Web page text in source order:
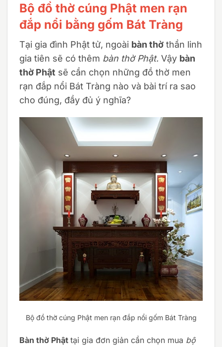
Bộ đồ thờ cúng Phật men rạn
đắp nổi bằng gốm Bát Tràng
Tại gia đình Phật tử, ngoài bàn thờ thần linh
gia tiên sẽ có thêm bàn thờ Phật. Vậy bàn
thờ Phật sẽ cần chọn những đồ thờ men
rạn đắp nổi Bát Tràng nào và bài trí ra sao
cho đúng, đầy đủ ý nghĩa?
Bộ đồ thờ cúng Phật men rạn đắp nổi gốm Bát Tràng
Bàn thờ Phật tại gia đơn giản cần chọn mua bộ